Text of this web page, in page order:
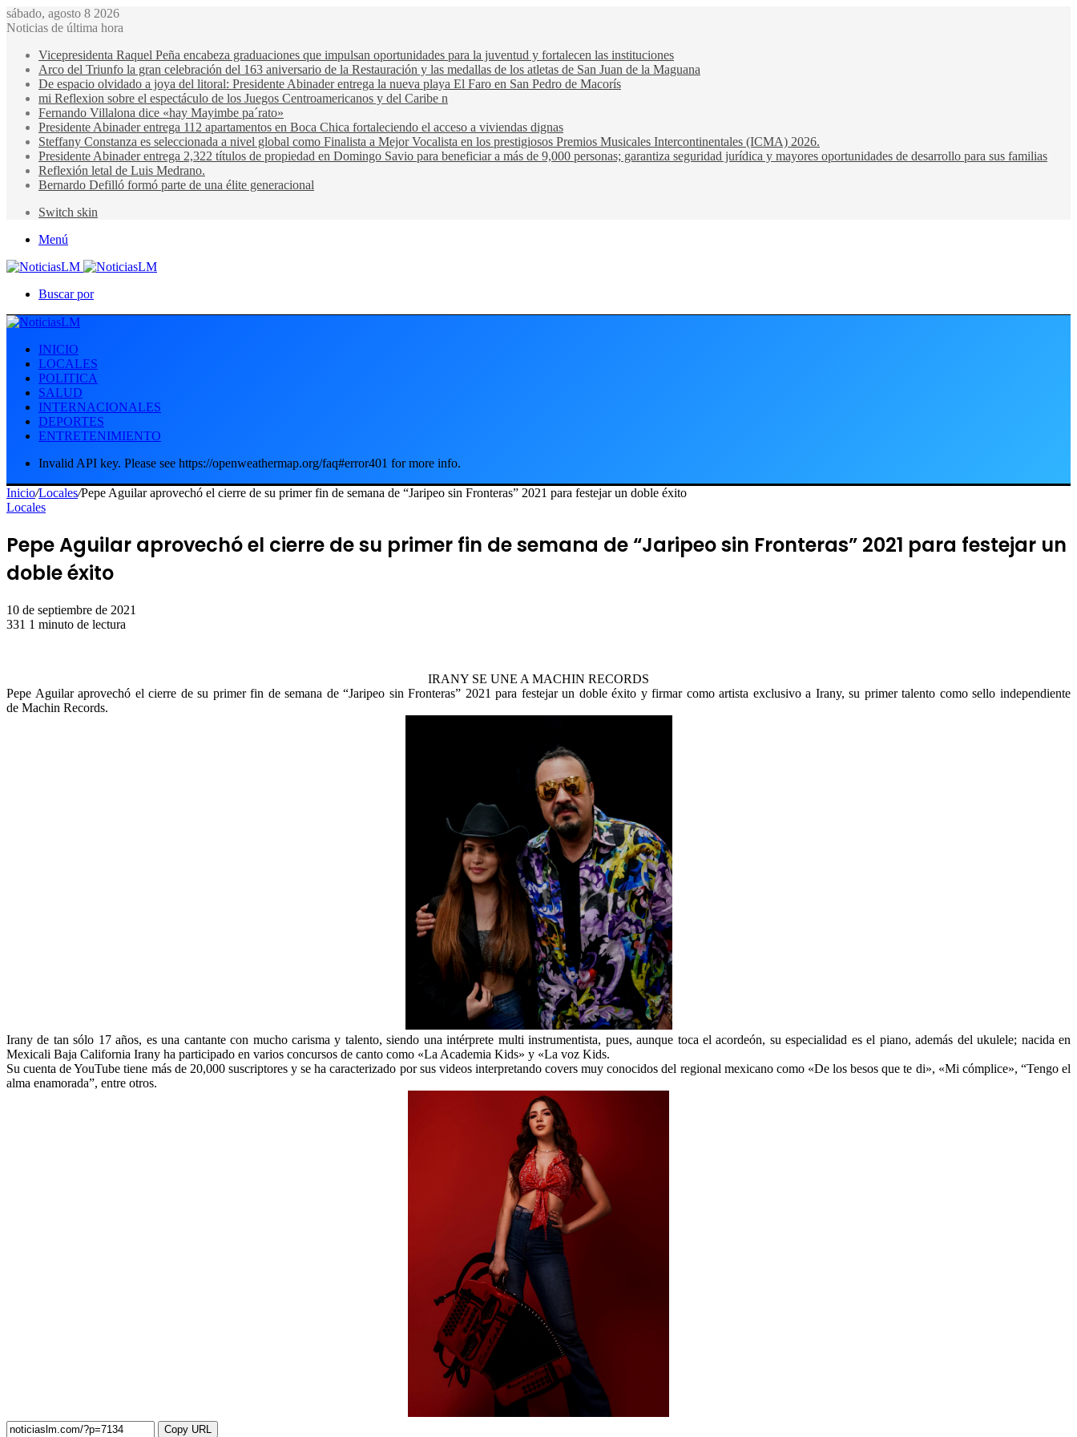
sábado, agosto 8 2026
Noticias de última hora
Vicepresidenta Raquel Peña encabeza graduaciones que impulsan oportunidades para la juventud y fortalecen las instituciones
Arco del Triunfo la gran celebración del 163 aniversario de la Restauración y las medallas de los atletas de San Juan de la Maguana
De espacio olvidado a joya del litoral: Presidente Abinader entrega la nueva playa El Faro en San Pedro de Macorís
mi Reflexion sobre el espectáculo de los Juegos Centroamericanos y del Caribe n
Fernando Villalona dice «hay Mayimbe pa´rato»
Presidente Abinader entrega 112 apartamentos en Boca Chica fortaleciendo el acceso a viviendas dignas
Steffany Constanza es seleccionada a nivel global como Finalista a Mejor Vocalista en los prestigiosos Premios Musicales Intercontinentales (ICMA) 2026.
Presidente Abinader entrega 2,322 títulos de propiedad en Domingo Savio para beneficiar a más de 9,000 personas; garantiza seguridad jurídica y mayores oportunidades de desarrollo para sus familias
Reflexión letal de Luis Medrano.
Bernardo Defilló formó parte de una élite generacional
Switch skin
Menú
Buscar por
INICIO
LOCALES
POLITICA
SALUD
INTERNACIONALES
DEPORTES
ENTRETENIMIENTO
Invalid API key. Please see https://openweathermap.org/faq#error401 for more info.
Inicio/Locales/Pepe Aguilar aprovechó el cierre de su primer fin de semana de “Jaripeo sin Fronteras” 2021 para festejar un doble éxito
Locales
Pepe Aguilar aprovechó el cierre de su primer fin de semana de “Jaripeo sin Fronteras” 2021 para festejar un
doble éxito
10 de septiembre de 2021
331 1 minuto de lectura
IRANY SE UNE A MACHIN RECORDS
Pepe Aguilar aprovechó el cierre de su primer fin de semana de “Jaripeo sin Fronteras” 2021 para festejar un doble éxito y firmar como artista exclusivo a Irany, su primer talento como sello independiente
de Machin Records.
Irany de tan sólo 17 años, es una cantante con mucho carisma y talento, siendo una intérprete multi instrumentista, pues, aunque toca el acordeón, su especialidad es el piano, además del ukulele; nacida en
Mexicali Baja California Irany ha participado en varios concursos de canto como «La Academia Kids» y «La voz Kids.
Su cuenta de YouTube tiene más de 20,000 suscriptores y se ha caracterizado por sus videos interpretando covers muy conocidos del regional mexicano como «De los besos que te di», «Mi cómplice», “Tengo el
alma enamorada”, entre otros.
Copy URL